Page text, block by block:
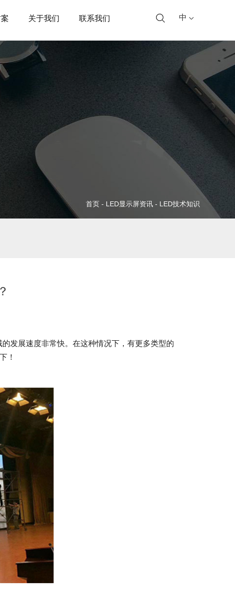
关于我们 联系我们 中
首页 - LED显示屏资讯 - LED技术知识
发展速度非常快。在这种情况下，有更多类型的
！